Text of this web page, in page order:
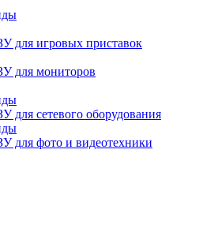
для игровых приставок
для мониторов
для сетевого оборудования
для фото и видеотехники